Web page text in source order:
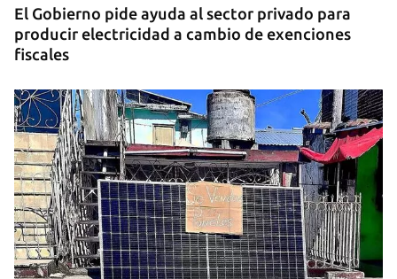
El Gobierno pide ayuda al sector privado para
producir electricidad a cambio de exenciones
fiscales